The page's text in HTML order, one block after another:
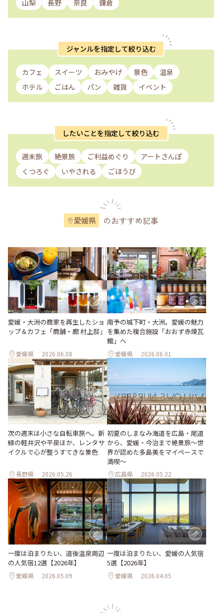
山梨 長野 奈良 鎌倉
ジャンルを指定して絞り込む
カフェ スイーツ おみやげ 景色
温泉
ホテル
ごはん パン 雑貨 イベント
したいことを指定して絞り込む
週末旅 絶景旅 ご利益めぐり
アートさんぽ
くつろぐ
いやされる ごほうび
愛媛県 のおすすめ記事
愛媛・大洲の商家を再生したショ
ップ＆カフェ「商舗・廊 村上邸」
愛媛県 2026.06.08
南予の城下町・大洲。愛媛の魅力
を集めた複合施設「おおず赤煉瓦
館」へ
愛媛県 2026.06.01
次の週末は小さな自転車旅へ。新
緑の軽井沢や平泉ほか、レンタサ
イクルで心が整うすてきな景色
長野県 2026.05.26
初夏のしまなみ海道を広島・尾道
から、愛媛・今治まで絶景旅〜世
界が認めた多島美をマイペースで
満喫〜
広島県 2026.05.22
一度は泊まりたい、道後温泉周辺
の人気宿12選【2026年】
愛媛県 2026.05.09
一度は泊まりたい、愛媛の人気宿
5選【2026年】
愛媛県 2026.04.05